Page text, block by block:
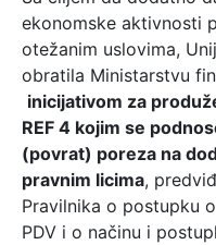
ekonomske aktivnosti
otežanim uslovima,
obratila Ministarstvu
inicijativom za produž
REF 4 kojim se
(povrat) poreza na
pravnim licima,
Pravilnika o postupku
PDV i o načinu i